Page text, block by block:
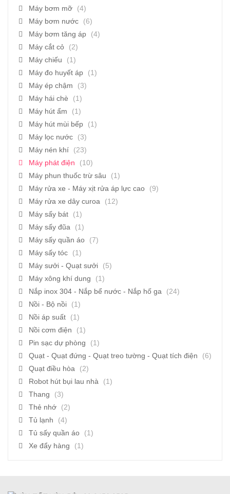
Máy bơm mỡ
(4)
Máy bơm nước
(6)
Máy bơm tăng áp
(4)
Máy cắt cỏ
(2)
Máy chiếu
(1)
Máy đo huyết áp
(1)
Máy ép chậm
(3)
Máy hái chè
(1)
Máy hút ẩm
(1)
Máy hút mùi bếp
(1)
Máy lọc nước
(3)
Máy nén khí
(23)
Máy phát điện
(10)
Máy phun thuốc trừ sâu
(1)
Máy rửa xe - Máy xịt rửa áp lực cao
(9)
Máy rửa xe dây curoa
(12)
Máy sấy bát
(1)
Máy sấy đũa
(1)
Máy sấy quần áo
(7)
Máy sấy tóc
(1)
Máy sưởi - Quạt sưởi
(5)
Máy xông khí dung
(1)
Nắp inox 304 - Nắp bể nước - Nắp hố ga
(24)
Nồi - Bộ nồi
(1)
Nồi áp suất
(1)
Nồi cơm điện
(1)
Pin sạc dự phòng
(1)
Quạt - Quạt đứng - Quạt treo tường - Quạt tích điện
(6)
Quạt điều hòa
(2)
Robot hút bụi lau nhà
(1)
Thang
(3)
Thẻ nhớ
(2)
Tủ lạnh
(4)
Tủ sấy quần áo
(1)
Xe đẩy hàng
(1)